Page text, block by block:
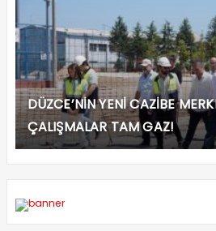
DÜZCE’NİN YENİ CAZİBE
ÇALIŞMALAR TAM GAZ!